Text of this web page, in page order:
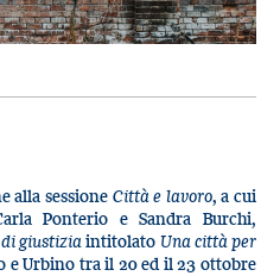
alla sessione Città e lavoro, a cui
Ponterio e Sandra Burchi,
giustiziaintitolato Una città per
e Urbino tra il 20 ed il 23 ottobre